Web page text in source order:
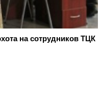
на сотрудников ТЦК